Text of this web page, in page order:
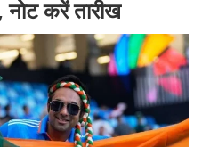
करें तारीख